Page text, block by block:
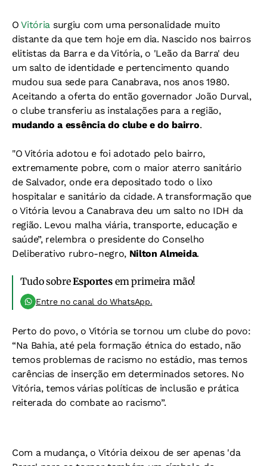
OVitória surgiu com uma personalidade muito
distante da que tem hoje em dia. Nascido nos bairros
elitistas da Barra e da Vitória, o 'Leão da Barra' deu
um salto de identidade e pertencimento quando
mudou sua sede para Canabrava, nos anos 1980.
Aceitando a oferta do então governador João Durval,
o clube transferiu as instalações para a região,
mudando a essência do clube e do bairro.
"O Vitória adotou e foi adotado pelo bairro,
extremamente pobre, com o maior aterro sanitário
de Salvador, onde era depositado todo o lixo
hospitalar e sanitário da cidade. A transformação que
o Vitória levou a Canabrava deu um salto no IDH da
região. Levou malha viária, transporte, educação e
saúde”, relembra o presidente do Conselho
Deliberativo rubro-negro, Nilton Almeida.
Tudo sobreEsportesem primeira mão!
Entre no canal do WhatsApp.
Perto do povo, o Vitória se tornou um clube do povo:
“Na Bahia, até pela formação étnica do estado, não
temos problemas de racismo no estádio, mas temos
carências de inserção em determinados setores. No
Vitória, temos várias políticas de inclusão e prática
reiterada do combate ao racismo”.
Com a mudança, o Vitória deixou de ser apenas 'da